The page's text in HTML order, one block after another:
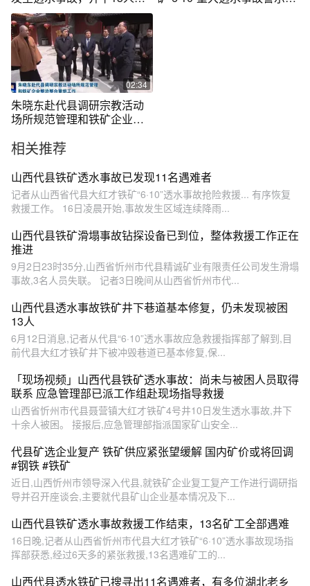
困|24小时
02:34
朱晓东赴代县调研宗教活动
场所规范管理和铁矿企业整
相关推荐
山西代县铁矿透水事故已发现11名遇难者
记者从山西省代县大红才铁矿“6·10”透水事故抢险救援... 有序恢复
救援工作。 16日凌晨开始,事故发生区域连续降雨...
山西代县铁矿滑塌事故钻探设备已到位，整体救援工作正在
推进
9月2日23时35分,山西省忻州市代县精诚矿业有限责任公司发生滑塌
事故,3名人员失联。 记者3日晚间从山西省忻州市代...
山西代县透水事故铁矿井下巷道基本修复，仍未发现被困
13人
6月12日消息,记者从代县“6·10”透水事故应急救援指挥部了解到,目
前代县大红才铁矿井下被冲毁巷道已基本修复,保...
「现场视频」山西代县铁矿透水事故：尚未与被困人员取得
联系 应急管理部已派工作组赴现场指导救援
山西省忻州市代县聂营镇大红才铁矿4号井10日发生透水事故,井下
十余人被困。 接报后,应急管理部指派国家矿山安全...
代县矿选企业复产 铁矿供应紧张望缓解 国内矿价或将回调
#钢铁 #铁矿
近日,山西忻州市领导深入代县,就铁矿企业复工复产工作进行调研指
导并召开座谈会,主要就代县矿山企业基本情况及下...
山西代县铁矿透水事故救援工作结束，13名矿工全部遇难
16日晚,记者从山西省忻州市代县大红才铁矿“6·10”透水事故现场指
挥部获悉,经过6天多的紧张救援,13名遇难矿工的...
山西代县透水铁矿已搜寻出11名遇难者，有多位湖北老乡